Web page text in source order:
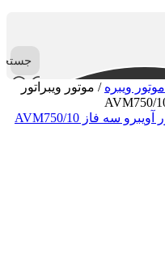
موتور ویبره / موتور ویبراتور